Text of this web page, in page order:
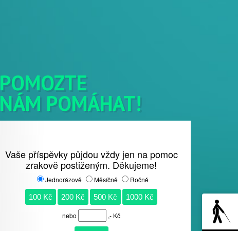
POMOZTE
NÁM POMÁHAT!